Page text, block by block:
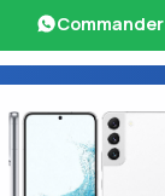
Commander